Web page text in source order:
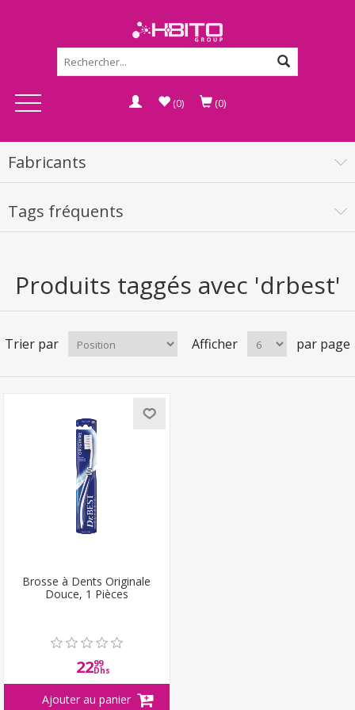
(0) (0)
Fabricants
Tags fréquents
Produits taggés avec 'drbest'
Trier par Afficher par page
Brosse à Dents Originale
Douce, 1 Pièces
2299
Dhs